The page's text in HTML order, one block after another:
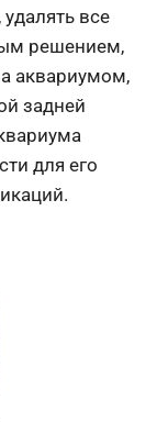
все
решением,
аквариумом,
задней
для его